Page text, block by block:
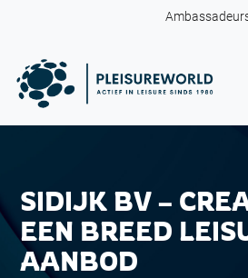
SIDIJK BV –
EEN BREED
AANBOD